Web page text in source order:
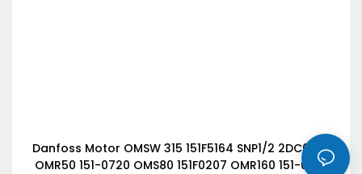
Danfoss Motor OMSW 315 151F5164 SNP1/2 2DC00 1F
OMR50 151-0720 OMS80 151F0207 OMR160 151-0714